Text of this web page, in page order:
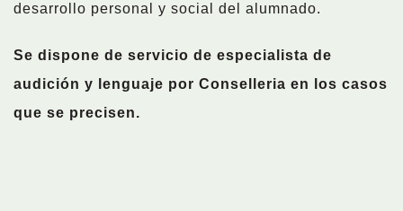
desarrollo personal y social del alumnado.
Se dispone de servicio de especialista de
audición y lenguaje por Conselleria en los casos
que se precisen.